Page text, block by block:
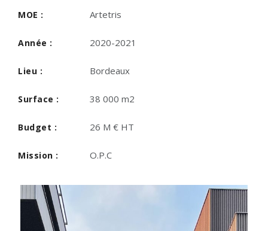
MOE : Artetris
Année : 2020-2021
Lieu : Bordeaux
Surface : 38 000 m2
Budget : 26 M € HT
Mission : O.P.C